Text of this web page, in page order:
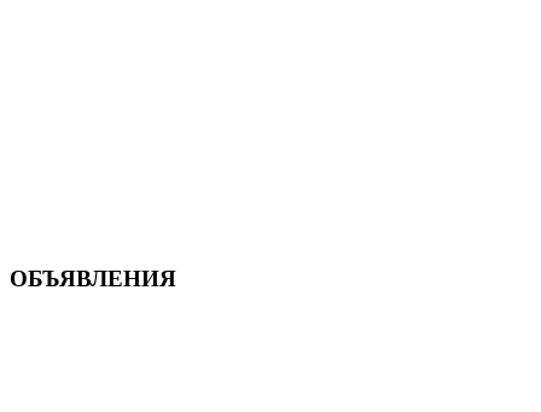
ОБЪЯВЛЕНИЯ